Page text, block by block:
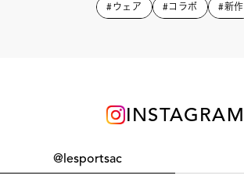
#ウェア
#コラボ #新作
INSTAGRAM
@lesportsac